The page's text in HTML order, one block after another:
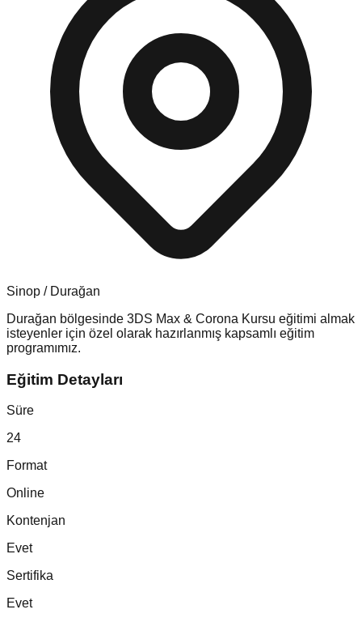
Sinop / Durağan
Durağan bölgesinde 3DS Max & Corona Kursu eğitimi almak
isteyenler için özel olarak hazırlanmış kapsamlı eğitim
programımız.
Eğitim Detayları
Süre
24
Format
Online
Kontenjan
Evet
Sertifika
Evet